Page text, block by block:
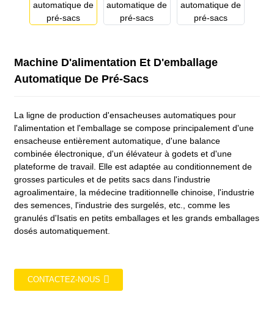
Machine D'alimentation Et D'emballage
Automatique De Pré-Sacs
La ligne de production d'ensacheuses automatiques pour
l'alimentation et l'emballage se compose principalement d'une
ensacheuse entièrement automatique, d'une balance
combinée électronique, d'un élévateur à godets et d'une
plateforme de travail. Elle est adaptée au conditionnement de
grosses particules et de petits sacs dans l'industrie
agroalimentaire, la médecine traditionnelle chinoise, l'industrie
des semences, l'industrie des surgelés, etc., comme les
granulés d'Isatis en petits emballages et les grands emballages
dosés automatiquement.
CONTACTEZ-NOUS